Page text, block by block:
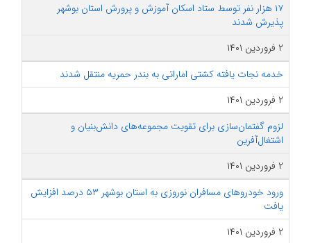
۱۷ هزار نفر توسط ستاد اسکان آموزش و پرورش استان بوشهر
پذیرش شدند
۲ فروردین ۱۴۰۱
خدمه نجات یافته کشتی اماراتی به بندر حمریه منتقل شدند
۲ فروردین ۱۴۰۱
لزوم گفتمان‌سازی برای تقویت مجموعه‌های دانش‌بنیان و
اشتغال‌آفرین
۲ فروردین ۱۴۰۱
ورود خودروهای مسافران نوروزی به استان بوشهر ۵۳ درصد افزایش
یافت
۲ فروردین ۱۴۰۱